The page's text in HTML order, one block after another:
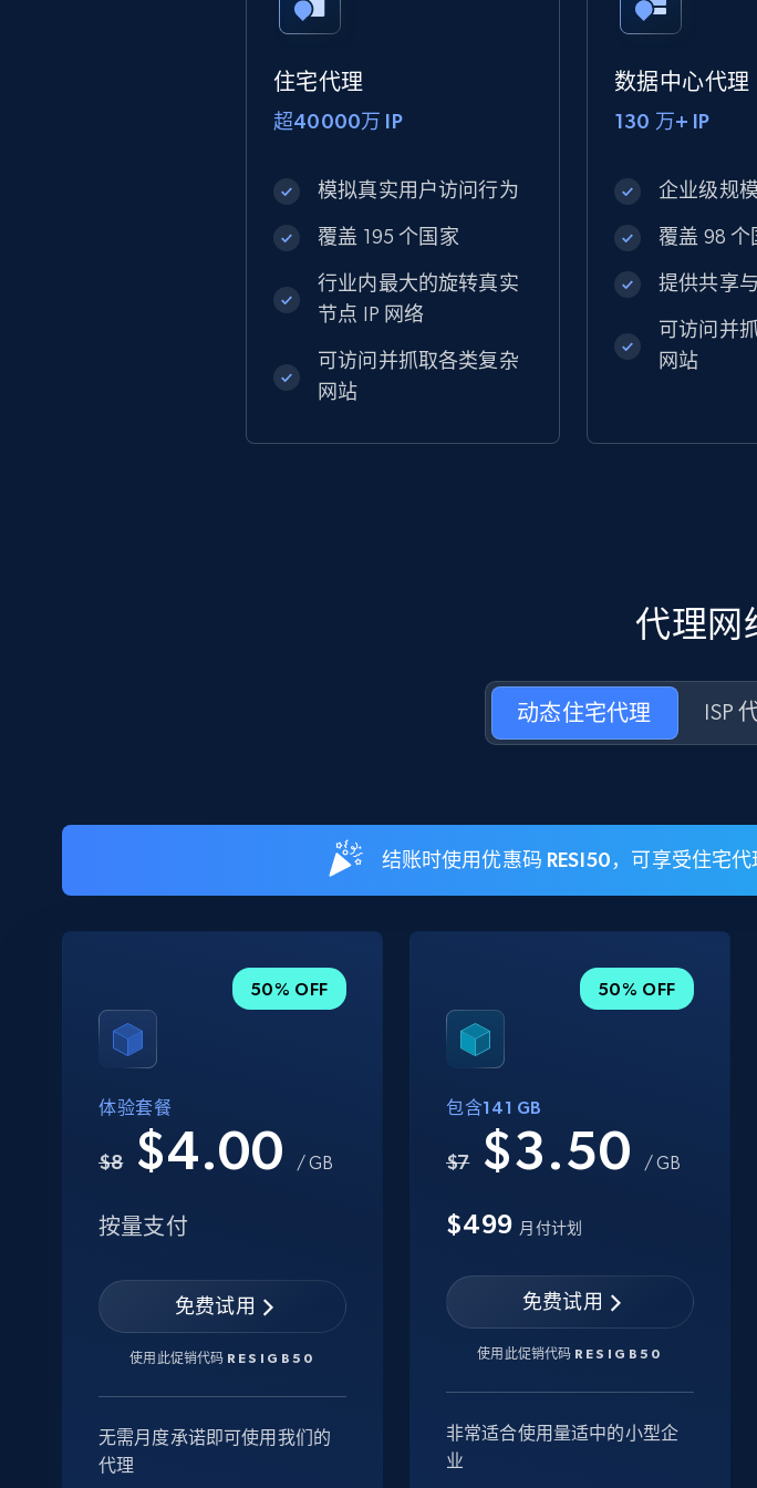
住宅代理
超40000万 IP
模拟真实用户访问行为
覆盖 195 个国家
行业内最大的旋转真实
节点 IP 网络
可访问并抓取各类复杂
网站
数据中心代理
130 万+ IP
企业级规
覆盖 98 个
提供共享
可访问并
网站
代理网
动态住宅代理 ISP
结账时使用优惠码 RESI50，可享受住宅代
50% OFF
体验套餐
$8 $4.00 / GB
按量支付
免费试用
使用此促销代码 RESIGB50
无需月度承诺即可使用我们的
代理
50% OFF
包含141 GB
$7 $3.50 / GB
$499 月付计划
免费试用
使用此促销代码 RESIGB50
非常适合使用量适中的小型企
业